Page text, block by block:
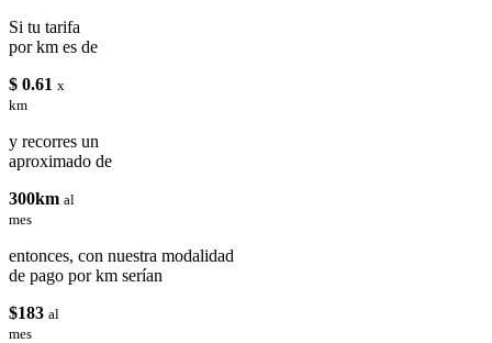
Si tu tarifa
por km es de
$ 0.61 x
km
y recorres un
aproximado de
300km al
mes
entonces, con nuestra modalidad
de pago por km serían
$183 al
mes